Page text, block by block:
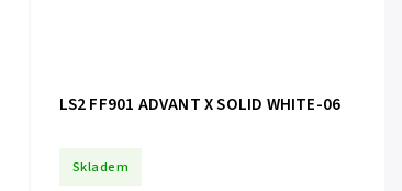
LS2 FF901 ADVANT X SOLID WHITE-06
Skladem